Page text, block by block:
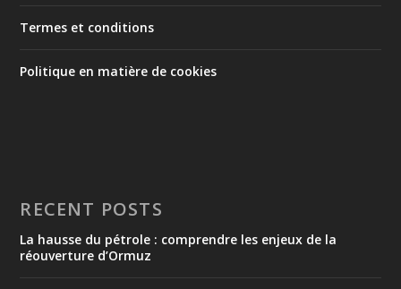
Termes et conditions
Politique en matière de cookies
RECENT POSTS
La hausse du pétrole : comprendre les enjeux de la
réouverture d’Ormuz